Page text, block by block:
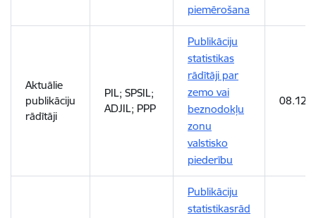
piemērošana
Aktuālie
publikāciju
rādītāji
PIL; SPSIL;
ADJIL; PPP
Publikāciju
statistikas
rādītāji par
zemo vai
beznodokļu
zonu
valstisko
piederību
Publikāciju
statistikasrād